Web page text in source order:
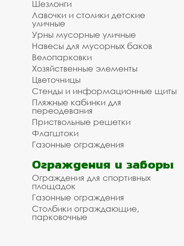
Шезлонги
Лавочки и столики детские
уличные
Урны мусорные уличные
Навесы для мусорных баков
Велопарковки
Хозяйственные элементы
Цветочницы
Стенды и информационные щиты
Пляжные кабинки для
переодевания
Приствольные решетки
Флагштоки
Газонные ограждения
Ограждения и заборы
Ограждения для спортивных
площадок
Газонные ограждения
Столбики ограждающие,
парковочные